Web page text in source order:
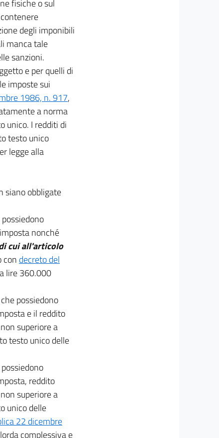
fisiche o sul
degli imponibili
manca tale
sanzioni.
e per quelli di
imposte sui
1986, n. 917,
a norma
unico. I redditi di
testo unico
legge alla
siano obbligate
nonché
cui all'articolo
con decreto del
lire 360.000
possiedono
e il reddito
superiore a
testo unico delle
reddito
superiore a
unico delle
22 dicembre
complessiva e